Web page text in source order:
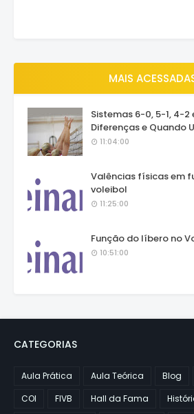
MAIS
Sistemas 6-0, 5-1, 4-2
Diferenças e Quando
11:04:00
Valências físicas em
voleibol
11:25:00
Função do líbero no
10:51:00
CATEGORIAS
Aula Prática Aula Teórica Blog
COI
FIVB Hall da Fama